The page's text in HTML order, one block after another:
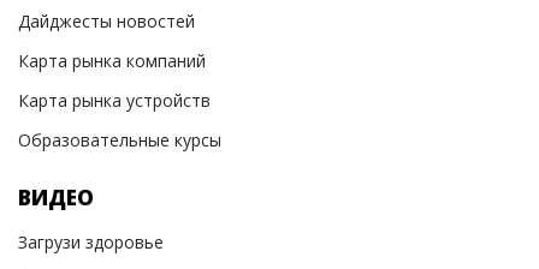
Дайджесты новостей
Карта рынка компаний
Карта рынка устройств
Образовательные курсы
ВИДЕО
Загрузи здоровье